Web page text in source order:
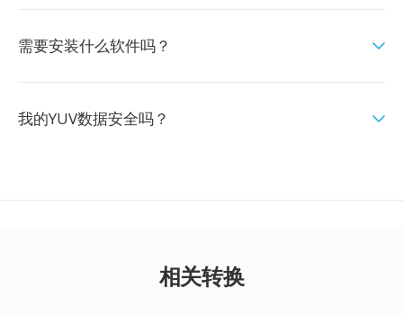
需要安装什么软件吗？
我的YUV数据安全吗？
相关转换